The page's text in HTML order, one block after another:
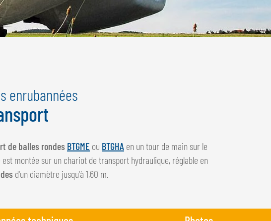
enrubannées
de balles rondes BTGME ou BTGHA en un tour de main sur le
montée sur un chariot de transport hydraulique, réglable en
d'un diamètre jusqu'à 1,60 m.